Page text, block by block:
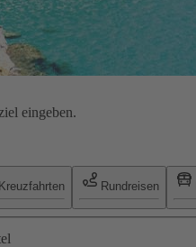
eingeben.
Kreuzfahrten Rundreisen